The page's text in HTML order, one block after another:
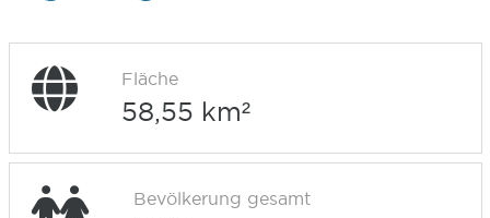
Fläche
58,55 km²
Bevölkerung gesamt